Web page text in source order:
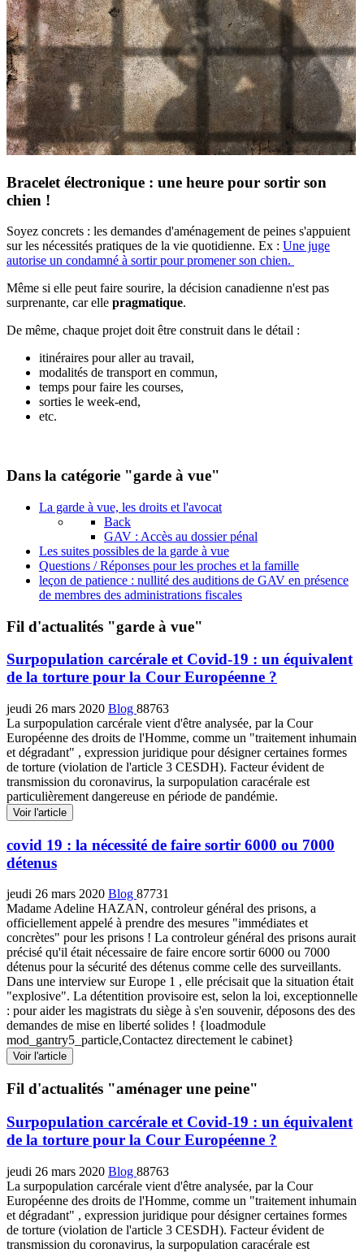
Bracelet électronique : une heure pour sortir son
chien !
Soyez concrets : les demandes d'aménagement de peines s'appuient
sur les nécessités pratiques de la vie quotidienne. Ex : Une juge
autorise un condamné à sortir pour promener son chien.
Même si elle peut faire sourire, la décision canadienne n'est pas
surprenante, car elle pragmatique.
De même, chaque projet doit être construit dans le détail :
itinéraires pour aller au travail,
modalités de transport en commun,
temps pour faire les courses,
sorties le week-end,
etc.
Dans la catégorie "garde à vue"
La garde à vue, les droits et l'avocat
Back
GAV : Accès au dossier pénal
Les suites possibles de la garde à vue
Questions / Réponses pour les proches et la famille
leçon de patience : nullité des auditions de GAV en présence
de membres des administrations fiscales
Fil d'actualités "garde à vue"
Surpopulation carcérale et Covid-19 : un équivalent
de la torture pour la Cour Européenne ?
jeudi 26 mars 2020 Blog 88763
La surpopulation carcérale vient d'être analysée, par la Cour
Européenne des droits de l'Homme, comme un "traitement inhumain
et dégradant" , expression juridique pour désigner certaines formes
de torture (violation de l'article 3 CESDH). Facteur évident de
transmission du coronavirus, la surpopulation caracérale est
particulièrement dangereuse en période de pandémie.
Voir l'article
covid 19 : la nécessité de faire sortir 6000 ou 7000
détenus
jeudi 26 mars 2020 Blog 87731
Madame Adeline HAZAN, controleur général des prisons, a
officiellement appelé à prendre des mesures "immédiates et
concrètes" pour les prisons ! La controleur général des prisons aurait
précisé qu'il était nécessaire de faire encore sortir 6000 ou 7000
détenus pour la sécurité des détenus comme celle des surveillants.
Dans une interview sur Europe 1 , elle précisait que la situation était
"explosive". La détentition provisoire est, selon la loi, exceptionnelle
: pour aider les magistrats du siège à s'en souvenir, déposons des des
demandes de mise en liberté solides ! {loadmodule
mod_gantry5_particle,Contactez directement le cabinet}
Voir l'article
Fil d'actualités "aménager une peine"
Surpopulation carcérale et Covid-19 : un équivalent
de la torture pour la Cour Européenne ?
jeudi 26 mars 2020 Blog 88763
La surpopulation carcérale vient d'être analysée, par la Cour
Européenne des droits de l'Homme, comme un "traitement inhumain
et dégradant" , expression juridique pour désigner certaines formes
de torture (violation de l'article 3 CESDH). Facteur évident de
transmission du coronavirus, la surpopulation caracérale est